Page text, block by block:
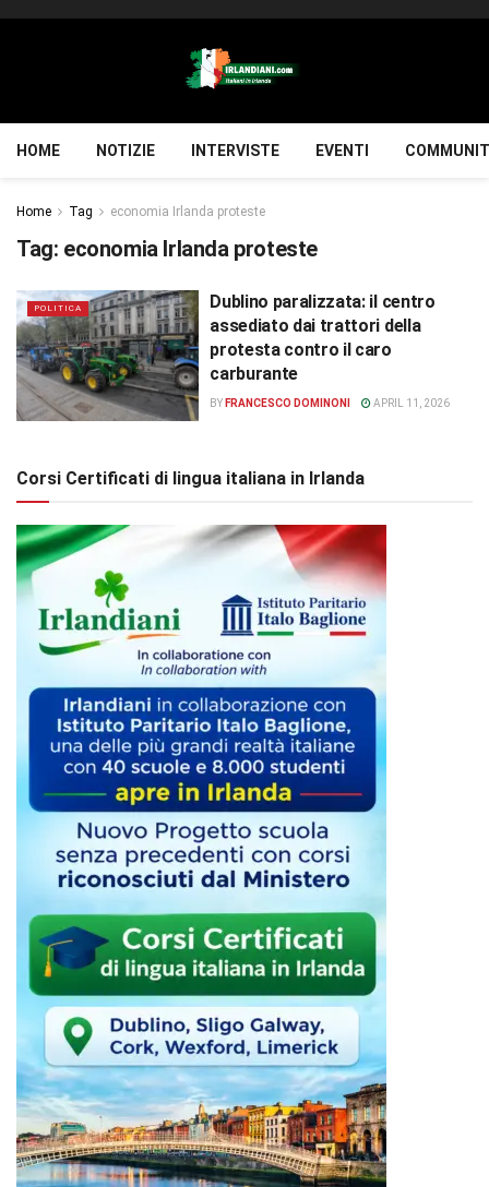
HOME NOTIZIE INTERVISTE EVENTI
Home Tag economia Irlanda proteste
Tag: economia Irlanda proteste
POLITICA
Dublino paralizzata: il centro
assediato dai trattori della
protesta contro il caro
carburante
BY FRANCESCO DOMINONI APRIL 11, 2026
Corsi Certificati di lingua italiana in Irlanda